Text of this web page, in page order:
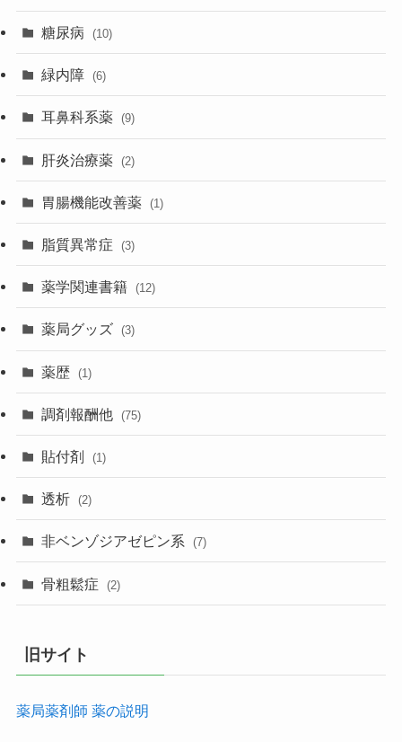
糖尿病 (10)
緑内障 (6)
耳鼻科系薬 (9)
肝炎治療薬 (2)
胃腸機能改善薬 (1)
脂質異常症 (3)
薬学関連書籍 (12)
薬局グッズ (3)
薬歴 (1)
調剤報酬他 (75)
貼付剤 (1)
透析 (2)
非ベンゾジアゼピン系 (7)
骨粗鬆症 (2)
旧サイト
薬局薬剤師 薬の説明